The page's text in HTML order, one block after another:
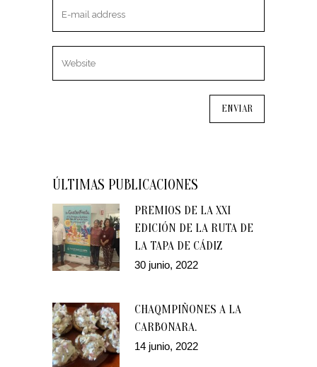
ÚLTIMAS PUBLICACIONES
PREMIOS DE LA XXI
EDICIÓN DE LA RUTA DE
LA TAPA DE CÁDIZ
30 junio, 2022
CHAQMPIÑONES A LA
CARBONARA.
14 junio, 2022